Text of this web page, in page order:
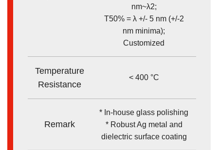
nm~λ2;
T50% = λ +/- 5 nm (+/-2
nm minima);
Customized
Temperature
Resistance
< 400 °C
Remark
* In-house glass polishing
* Robust Ag metal and
dielectric surface coating